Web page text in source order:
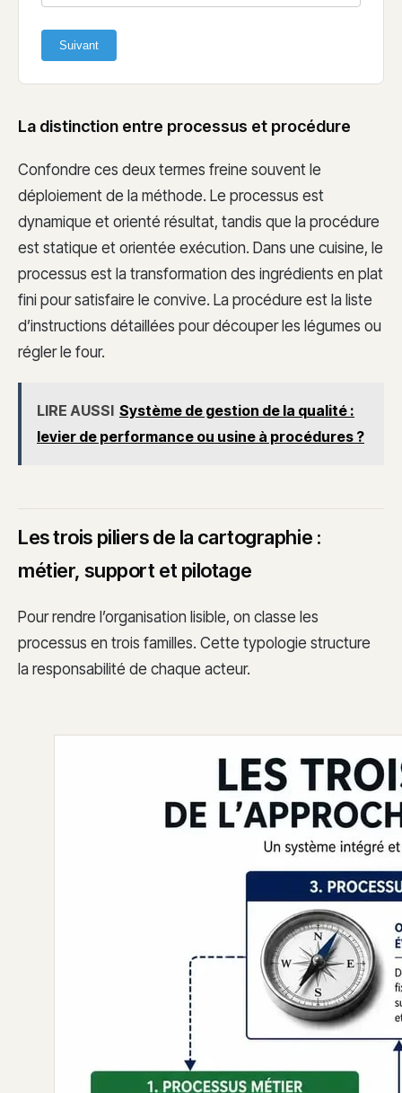
Suivant
La distinction entre processus et procédure
Confondre ces deux termes freine souvent le
déploiement de la méthode. Le processus est
dynamique et orienté résultat, tandis que la procédure
est statique et orientée exécution. Dans une cuisine, le
processus est la transformation des ingrédients en plat
fini pour satisfaire le convive. La procédure est la liste
d’instructions détaillées pour découper les légumes ou
régler le four.
LIRE AUSSI Système de gestion de la qualité :
levier de performance ou usine à procédures ?
Les trois piliers de la cartographie :
métier, support et pilotage
Pour rendre l’organisation lisible, on classe les
processus en trois familles. Cette typologie structure
la responsabilité de chaque acteur.